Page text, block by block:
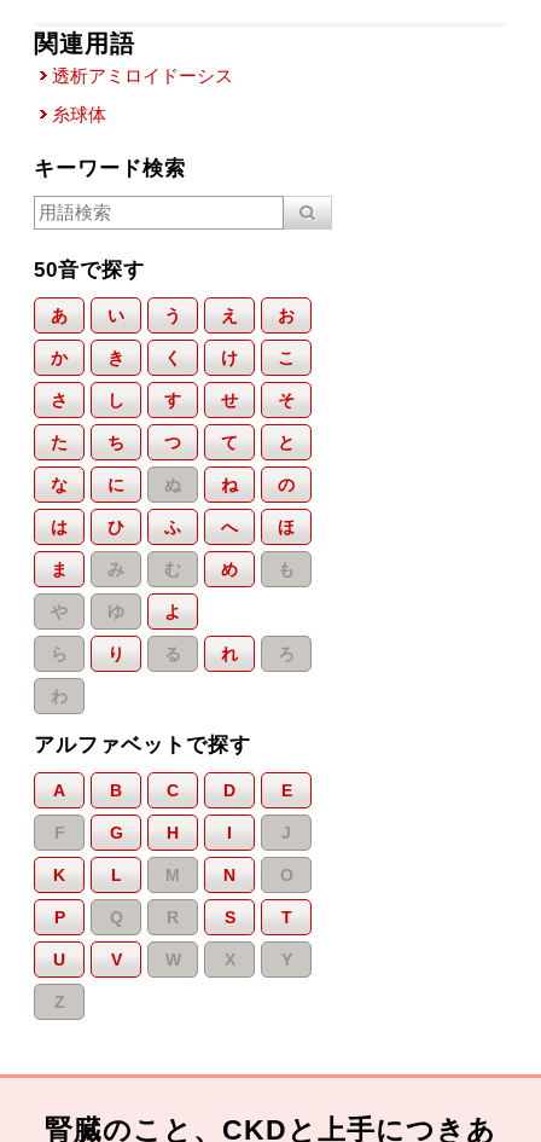
関連用語
透析アミロイドーシス
糸球体
キーワード検索
50音で探す
あ い う え お
か き く け こ
さ し す せ そ
た ち つ て と
な に ぬ ね の
は ひ ふ へ ほ
ま み む め も
や ゆ よ
ら り る れ ろ
わ
アルファベットで探す
A B C D E
F G H I J
K L M N O
P Q R S T
U V W X Y
Z
腎臓のこと、CKDと上手につきあ